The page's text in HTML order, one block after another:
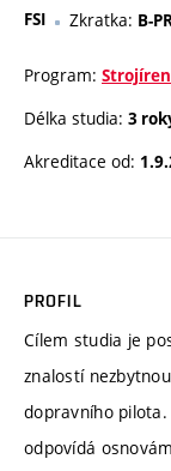
FSI Zkratka: B-
Program:
Délka studia: 3
Akreditace od:
PROFIL
Cílem studia je
znalostí
dopravního
odpovídá